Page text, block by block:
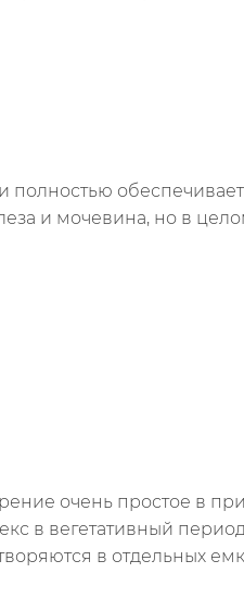
и мочевина, но в
очень простое в
в вегетативный
в отдельных